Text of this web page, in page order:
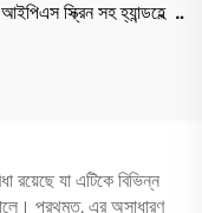
স্ক্রিন সহ হ্যান্ডহেল্ড
যা এটিকে বিভিন্ন
প্রথমত, এর অসাধারণ